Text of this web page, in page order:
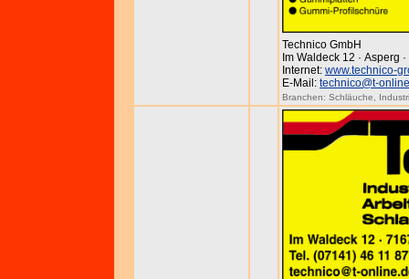
Technico GmbH
Im Waldeck 12 · Asperg
Internet: www.technico-
E-Mail: technico@t-
Branchen: Schläuche